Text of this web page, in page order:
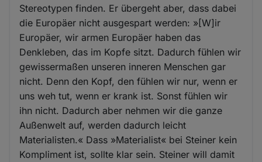
Stereotypen finden. Er übergeht aber, dass dabei
die Europäer nicht ausgespart werden: »[W]ir
Europäer, wir armen Europäer haben das
Denkleben, das im Kopfe sitzt. Dadurch fühlen wir
gewissermaßen unseren inneren Menschen gar
nicht. Denn den Kopf, den fühlen wir nur, wenn er
uns weh tut, wenn er krank ist. Sonst fühlen wir
ihn nicht. Dadurch aber nehmen wir die ganze
Außenwelt auf, werden dadurch leicht
Materialisten.« Dass »Materialist« bei Steiner kein
Kompliment ist, sollte klar sein. Steiner will damit